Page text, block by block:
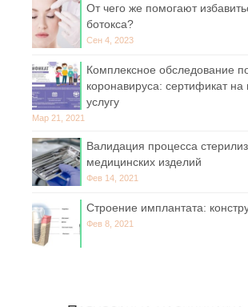
От чего же помогают
ботокса?
Сен 4, 2023
Комплексное обследование
коронавируса: сертификат
услугу
Мар 21, 2021
Валидация процесса
медицинских изделий
Фев 14, 2021
Строение имплантата:
Фев 8, 2021